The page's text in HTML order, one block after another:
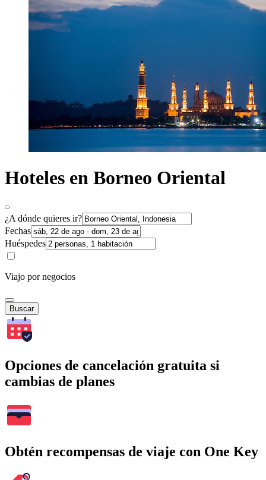
Hoteles en Borneo Oriental
¿A dónde quieres ir?
Fechas
Huéspedes
Viajo por negocios
Buscar
Opciones de cancelación gratuita si
cambias de planes
Obtén recompensas de viaje con One Key